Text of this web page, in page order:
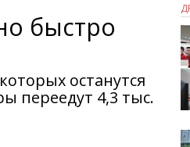
быстро
останутся
переедут 4,3 тыс.